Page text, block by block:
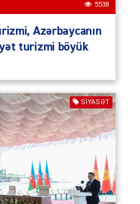
5538
Azərbaycanın
turizmi böyük
SIYASƏT